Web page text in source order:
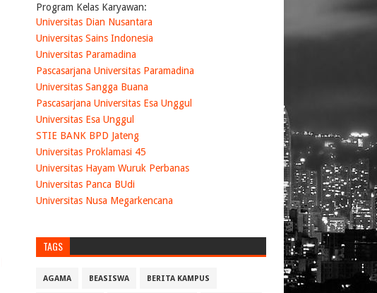
Program Kelas Karyawan:
Universitas Dian Nusantara
Universitas Sains Indonesia
Universitas Paramadina
Pascasarjana Universitas Paramadina
Universitas Sangga Buana
Pascasarjana Universitas Esa Unggul
Universitas Esa Unggul
STIE BANK BPD Jateng
Universitas Proklamasi 45
Universitas Hayam Wuruk Perbanas
Universitas Panca BUdi
Universitas Nusa Megarkencana
TAGS
AGAMA BEASISWA BERITA KAMPUS